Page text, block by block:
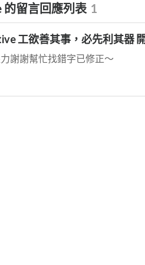
的留言回應列表 1
工欲善其事，必先利其器
謝謝幫忙找錯字已修正～